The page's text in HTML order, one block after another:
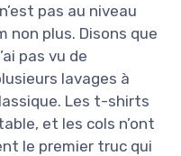
pas au niveau
non plus. Disons que
pas vu de
lavages à
Les t-shirts
et les cols n’ont
le premier truc qui